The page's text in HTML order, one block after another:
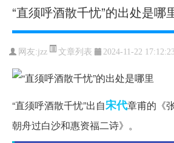
“直须呼酒散千忧”的出处是哪
网友:jzz 文章列表 2024-11-22
“直须呼酒散千忧”出自宋代章甫的《
朝舟过白沙和惠资福二诗》。